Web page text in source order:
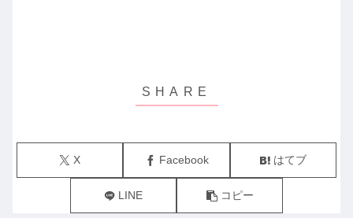
X Facebook はてブ
LINE コピー